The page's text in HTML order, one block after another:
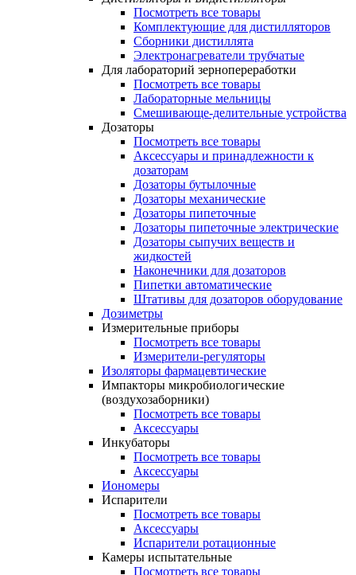
Посмотреть все товары
Комплектующие для дистилляторов
Сборники дистиллята
Электронагреватели трубчатые
Для лабораторий зернопереработки
Посмотреть все товары
Лабораторные мельницы
Смешивающе-делительные устройства
Дозаторы
Посмотреть все товары
Аксессуары и принадлежности к
дозаторам
Дозаторы бутылочные
Дозаторы механические
Дозаторы пипеточные
Дозаторы пипеточные электрические
Дозаторы сыпучих веществ и
жидкостей
Наконечники для дозаторов
Пипетки автоматические
Штативы для дозаторов оборудование
Дозиметры
Измерительные приборы
Посмотреть все товары
Измерители-регуляторы
Изоляторы фармацевтические
Импакторы микробиологические
(воздухозаборники)
Посмотреть все товары
Аксессуары
Инкубаторы
Посмотреть все товары
Аксессуары
Иономеры
Испарители
Посмотреть все товары
Аксессуары
Испарители ротационные
Камеры испытательные
Посмотреть все товары